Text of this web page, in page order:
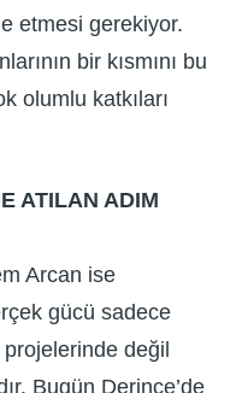
etmesi gerekiyor.
bir kısmını bu
olumlu katkıları
ATILAN ADIM
Arcan ise
gücü sadece
değil
Bugün Derince’de